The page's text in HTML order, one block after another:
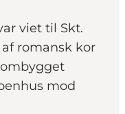
viet til Skt.
romansk kor
mod